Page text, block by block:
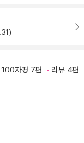
100자평 7편 리뷰 4편